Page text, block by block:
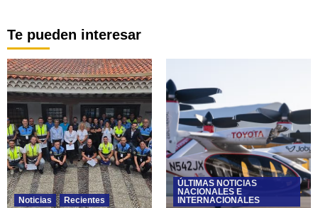
Te pueden interesar
Noticias Recientes
ÚLTIMAS NOTICIAS
NACIONALES E
INTERNACIONALES